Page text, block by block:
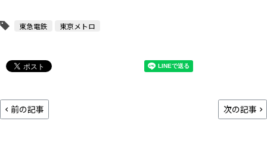
東急電鉄 東京メトロ
前の記事 次の記事